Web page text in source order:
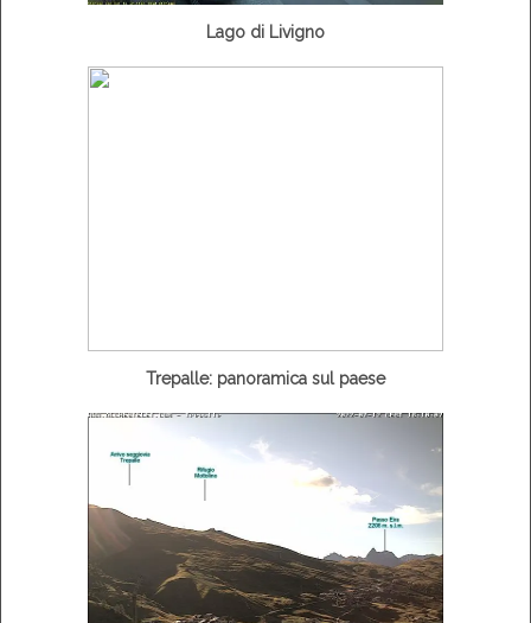
Lago di Livigno
Trepalle: panoramica sul paese